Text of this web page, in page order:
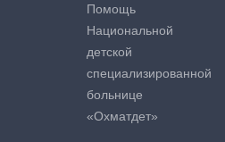
Помощь
Национальной
детской
специализированной
больнице
«Охматдет»